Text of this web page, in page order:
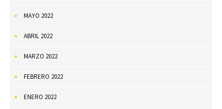
MAYO 2022
ABRIL 2022
MARZO 2022
FEBRERO 2022
ENERO 2022